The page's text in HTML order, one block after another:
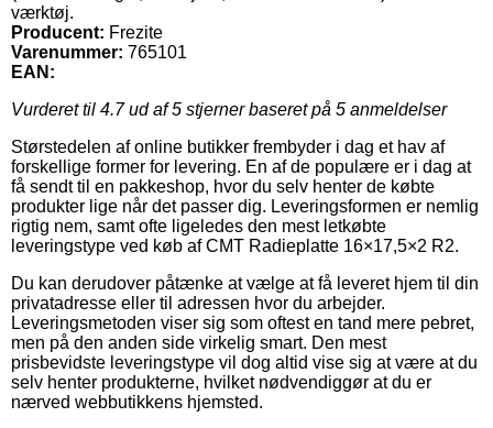
værktøj.
Producent: Frezite
Varenummer: 765101
EAN:
Vurderet til 4.7ud af 5 stjerner baseret på 5 anmeldelser
Størstedelen af online butikker frembyder i dag et hav af
forskellige former for levering. En af de populære er i dag at
få sendt til en pakkeshop, hvor du selv henter de købte
produkter lige når det passer dig. Leveringsformen er nemlig
rigtig nem, samt ofte ligeledes den mest letkøbte
leveringstype ved køb af CMT Radieplatte 16×17,5×2 R2.
Du kan derudover påtænke at vælge at få leveret hjem til din
privatadresse eller til adressen hvor du arbejder.
Leveringsmetoden viser sig som oftest en tand mere pebret,
men på den anden side virkelig smart. Den mest
prisbevidste leveringstype vil dog altid vise sig at være at du
selv henter produkterne, hvilket nødvendiggør at du er
nærved webbutikkens hjemsted.